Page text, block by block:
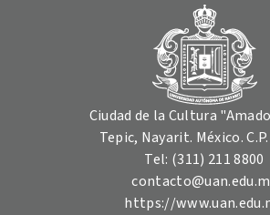
Ciudad de la Cultura
Tepic, Nayarit. México.
Tel: (311) 211 8800
https://